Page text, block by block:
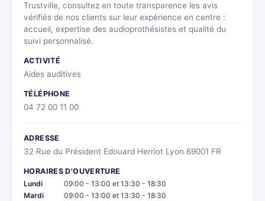
Trustville, consultez en toute transparence les avis
vérifiés de nos clients sur leur expérience en centre :
accueil, expertise des audioprothésistes et qualité du
suivi personnalisé.
ACTIVITÉ
Aides auditives
TÉLÉPHONE
04 72 00 11 00
ADRESSE
32 Rue du Président Edouard Herriot Lyon 69001 FR
HORAIRES D'OUVERTURE
Lundi
09:00 - 13:00 et 13:30 - 18:30
Mardi
09:00 - 13:00 et 13:30 - 18:30